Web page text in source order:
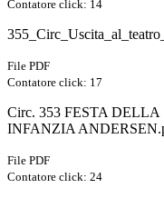
Contatore click: 14
File PDF
Contatore click: 17
Circ. 353 FESTA
INFANZIA
File PDF
Contatore click: 24